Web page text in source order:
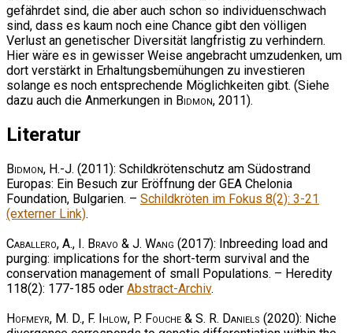
gefährdet sind, die aber auch schon so individuenschwach
sind, dass es kaum noch eine Chance gibt den völligen
Verlust an genetischer Diversität langfristig zu verhindern.
Hier wäre es in gewisser Weise angebracht umzudenken, um
dort verstärkt in Erhaltungsbemühungen zu investieren
solange es noch entsprechende Möglichkeiten gibt. (Siehe
dazu auch die Anmerkungen in Bidmon, 2011).
Literatur
Bidmon, H.-J. (2011): Schildkrötenschutz am Südostrand
Europas: Ein Besuch zur Eröffnung der GEA Chelonia
Foundation, Bulgarien. – Schildkröten im Fokus 8(2): 3-21
(externer Link).
Caballero, A., I. Bravo & J. Wang (2017): Inbreeding load and
purging: implications for the short-term survival and the
conservation management of small Populations. – Heredity
118(2): 177-185 oder Abstract-Archiv.
Hofmeyr, M. D., F. Ihlow, P. Fouche & S. R. Daniels (2020): Niche